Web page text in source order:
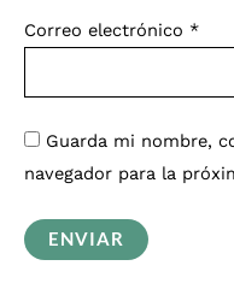
Correo electrónico *
Guarda mi nombre,
navegador para la